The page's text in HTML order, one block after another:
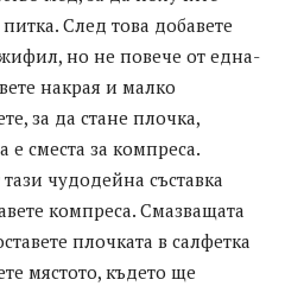
След това добавете
но не повече от една-
накрая и малко
за да стане плочка,
е сместа за компреса.
чудодейна съставка
компреса. Смазващата
плочката в салфетка
мястото, където ще